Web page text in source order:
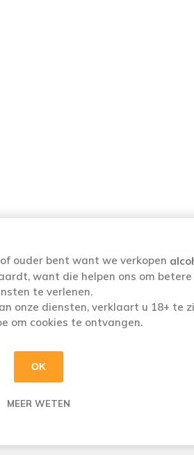
ouder bent want we verkopen
want die helpen ons om betere
te verlenen.
onze diensten, verklaart u 18+ te
om cookies te ontvangen.
OK
MEER WETEN